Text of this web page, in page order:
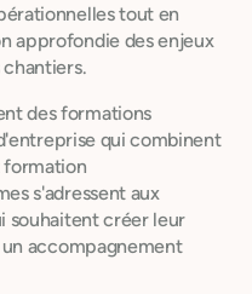
tout en
approfondie des enjeux
des formations
qui combinent
s'adressent aux
souhaitent créer leur
accompagnement